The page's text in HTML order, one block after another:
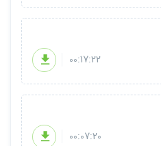
00:17:22
00:07:20